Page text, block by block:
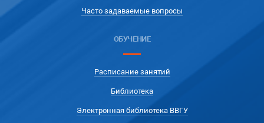
Часто задаваемые вопросы
ОБУЧЕНИЕ
Расписание занятий
Библиотека
Электронная библиотека ВВГУ